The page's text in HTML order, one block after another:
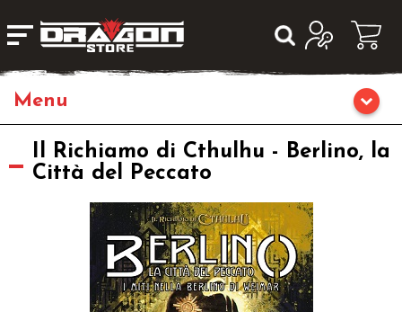
Giochi da Tavolo
Il Richiamo di Cthulhu - Berlino, la
Città del Peccato